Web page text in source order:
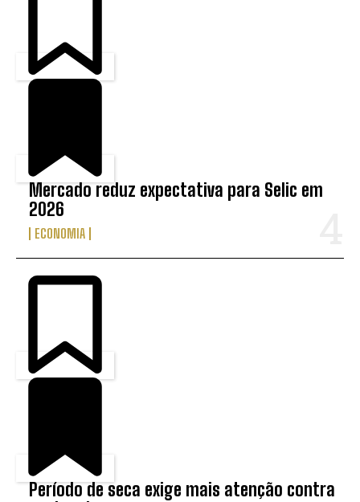
Mercado reduz expectativa para Selic em
2026
ECONOMIA
Período de seca exige mais atenção contra